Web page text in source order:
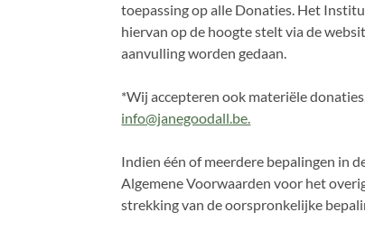
toepassing op alle Donaties. Het
hiervan op de hoogte stelt via de
aanvulling worden gedaan.
*Wij accepteren ook materiële
info@janegoodall.be.
Indien één of meerdere bepalingen in
Algemene Voorwaarden voor het
strekking van de oorspronkelijke